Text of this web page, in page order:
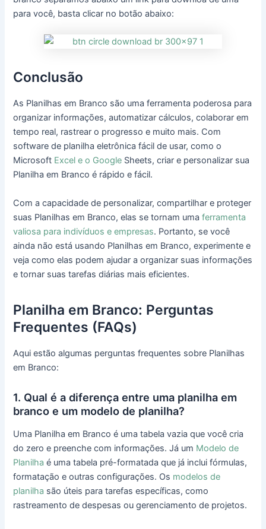
para você, basta clicar no botão abaixo:
Conclusão
As Planilhas em Branco são uma ferramenta poderosa para
organizar informações, automatizar cálculos, colaborar em
tempo real, rastrear o progresso e muito mais. Com
software de planilha eletrônica fácil de usar, como o
Microsoft Excel e o Google Sheets, criar e personalizar sua
Planilha em Branco é rápido e fácil.
Com a capacidade de personalizar, compartilhar e proteger
suas Planilhas em Branco, elas se tornam umaferramenta
valiosa para indivíduos e empresas. Portanto, se você
ainda não está usando Planilhas em Branco, experimente e
veja como elas podem ajudar a organizar suas informações
e tornar suas tarefas diárias mais eficientes.
Planilha em Branco: Perguntas
Frequentes (FAQs)
Aqui estão algumas perguntas frequentes sobre Planilhas
em Branco:
1. Qual é a diferença entre uma planilha em
branco e um modelo de planilha?
Uma Planilha em Branco é uma tabela vazia que você cria
do zero e preenche com informações. Já um Modelo de
Planilha é uma tabela pré-formatada que já inclui fórmulas,
formatação e outras configurações. Os modelos de
planilha são úteis para tarefas específicas, como
rastreamento de despesas ou gerenciamento de projetos.